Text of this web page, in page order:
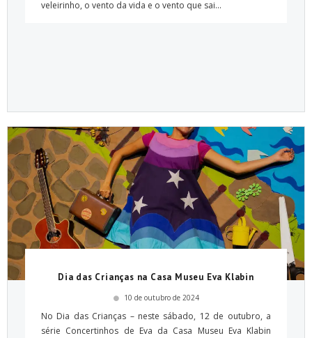
veleirinho, o vento da vida e o vento que sai...
Dia das Crianças na Casa Museu Eva Klabin
10 de outubro de 2024
No Dia das Crianças – neste sábado, 12 de outubro, a
série Concertinhos de Eva da Casa Museu Eva Klabin